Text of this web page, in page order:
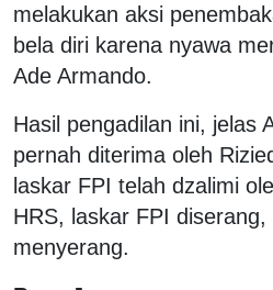
melakukan aksi
bela diri karena nyawa
Ade Armando.
Hasil pengadilan ini, jelas
pernah diterima oleh
laskar FPI telah dzalimi
HRS, laskar FPI diserang,
menyerang.